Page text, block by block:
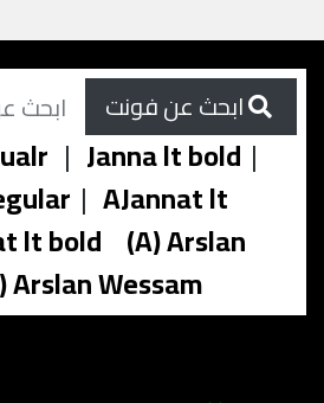
| Janna lt bold |
| AJannat lt
lt bold (A) Arslan
Arslan Wessam